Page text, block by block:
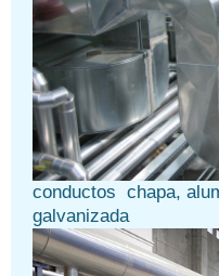
conductos chapa,
galvanizada